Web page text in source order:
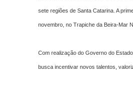
sete regiões de Santa Catarina. A
novembro, no Trapiche da Beira-Mar
Com realização do Governo do
busca incentivar novos talentos,